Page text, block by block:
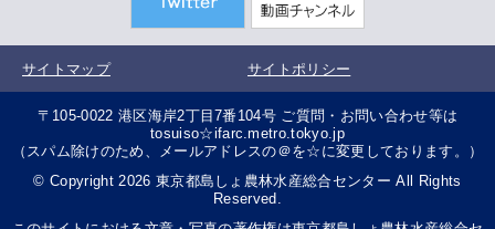
サイトマップ サイトポリシー
〒105-0022 港区海岸2丁目7番104号 ご質問・お問い合わせ等は
tosuiso☆ifarc.metro.tokyo.jp
（スパム除けのため、メールアドレスの＠を☆に変更しております。）
© Copyright 2026 東京都島しょ農林水産総合センター All Rights
Reserved.